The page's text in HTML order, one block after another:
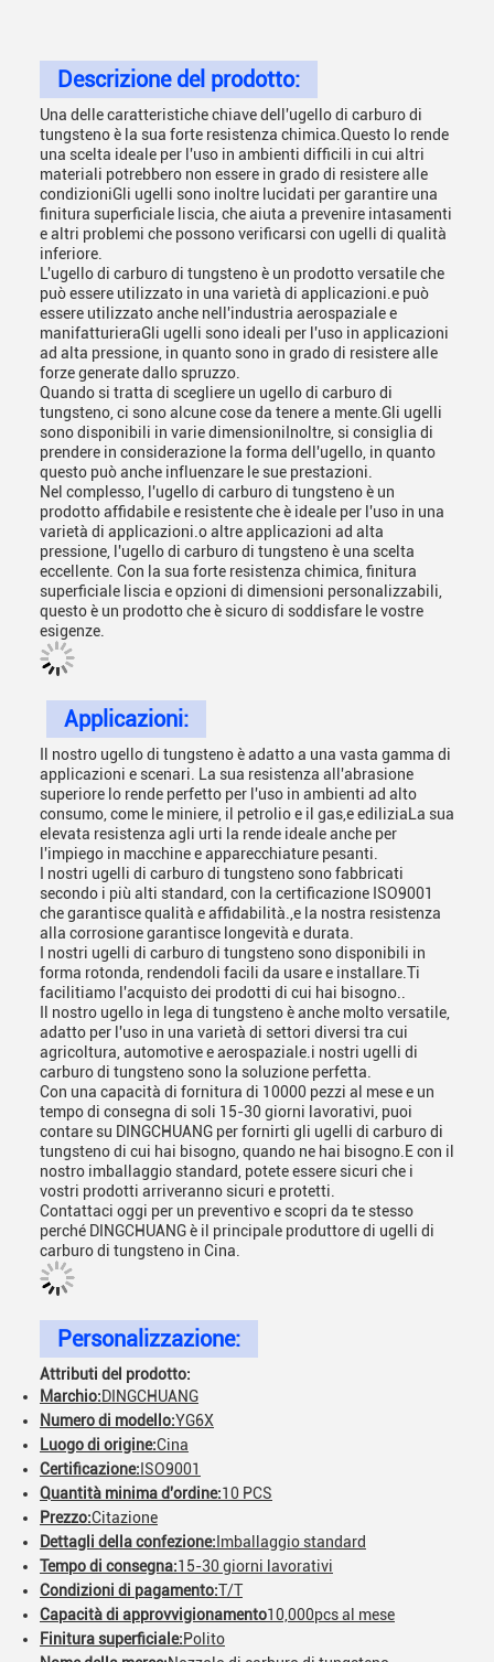
Descrizione del prodotto:
Una delle caratteristiche chiave dell'ugello di carburo di
tungsteno è la sua forte resistenza chimica.Questo lo rende
una scelta ideale per l'uso in ambienti difficili in cui altri
materiali potrebbero non essere in grado di resistere alle
condizioniGli ugelli sono inoltre lucidati per garantire una
finitura superficiale liscia, che aiuta a prevenire intasamenti
e altri problemi che possono verificarsi con ugelli di qualità
inferiore.
L'ugello di carburo di tungsteno è un prodotto versatile che
può essere utilizzato in una varietà di applicazioni.e può
essere utilizzato anche nell'industria aerospaziale e
manifatturieraGli ugelli sono ideali per l'uso in applicazioni
ad alta pressione, in quanto sono in grado di resistere alle
forze generate dallo spruzzo.
Quando si tratta di scegliere un ugello di carburo di
tungsteno, ci sono alcune cose da tenere a mente.Gli ugelli
sono disponibili in varie dimensioniInoltre, si consiglia di
prendere in considerazione la forma dell'ugello, in quanto
questo può anche influenzare le sue prestazioni.
Nel complesso, l'ugello di carburo di tungsteno è un
prodotto affidabile e resistente che è ideale per l'uso in una
varietà di applicazioni.o altre applicazioni ad alta
pressione, l'ugello di carburo di tungsteno è una scelta
eccellente. Con la sua forte resistenza chimica, finitura
superficiale liscia e opzioni di dimensioni personalizzabili,
questo è un prodotto che è sicuro di soddisfare le vostre
esigenze.
Applicazioni:
Il nostro ugello di tungsteno è adatto a una vasta gamma di
applicazioni e scenari. La sua resistenza all'abrasione
superiore lo rende perfetto per l'uso in ambienti ad alto
consumo, come le miniere, il petrolio e il gas,e ediliziaLa sua
elevata resistenza agli urti la rende ideale anche per
l'impiego in macchine e apparecchiature pesanti.
I nostri ugelli di carburo di tungsteno sono fabbricati
secondo i più alti standard, con la certificazione ISO9001
che garantisce qualità e affidabilità.,e la nostra resistenza
alla corrosione garantisce longevità e durata.
I nostri ugelli di carburo di tungsteno sono disponibili in
forma rotonda, rendendoli facili da usare e installare.Ti
facilitiamo l'acquisto dei prodotti di cui hai bisogno..
Il nostro ugello in lega di tungsteno è anche molto versatile,
adatto per l'uso in una varietà di settori diversi tra cui
agricoltura, automotive e aerospaziale.i nostri ugelli di
carburo di tungsteno sono la soluzione perfetta.
Con una capacità di fornitura di 10000 pezzi al mese e un
tempo di consegna di soli 15-30 giorni lavorativi, puoi
contare su DINGCHUANG per fornirti gli ugelli di carburo di
tungsteno di cui hai bisogno, quando ne hai bisogno.E con il
nostro imballaggio standard, potete essere sicuri che i
vostri prodotti arriveranno sicuri e protetti.
Contattaci oggi per un preventivo e scopri da te stesso
perché DINGCHUANG è il principale produttore di ugelli di
carburo di tungsteno in Cina.
Personalizzazione:
Attributi del prodotto:
Marchio:DINGCHUANG
Numero di modello:YG6X
Luogo di origine:Cina
Certificazione: ISO9001
Quantità minima d'ordine:10 PCS
Prezzo:Citazione
Dettagli della confezione: Imballaggio standard
Tempo di consegna:15-30 giorni lavorativi
Condizioni di pagamento:T/T
Capacità di approvvigionamento10,000pcs al mese
Finitura superficiale:Polito